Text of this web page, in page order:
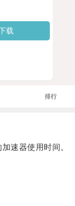
载
排行
速器使用时间。